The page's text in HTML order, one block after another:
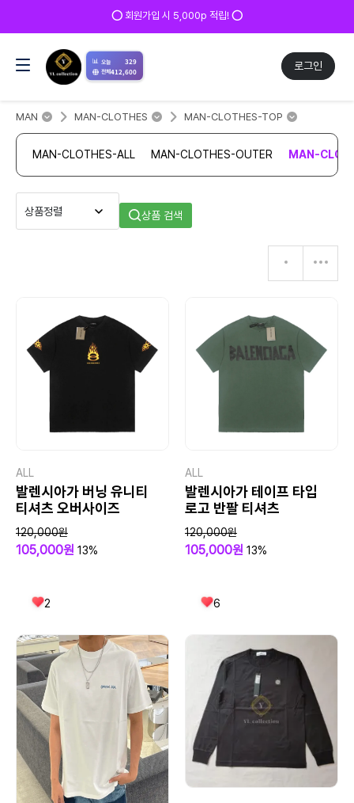
⭕ 회원가입 시 5,000p 적립! ⭕
로그인
📊 오늘 329
전체412,600
MAN MAN-CLOTHES MAN-CLOTHES-TOP
MAN-CLOTHES-ALL MAN-CLOTHES-OUTER MAN-
상품 검색
ALL
발렌시아가 버닝 유니티
티셔츠 오버사이즈
120,000원
105,000원 13%
2
ALL
발렌시아가 테이프 타입
로고 반팔 티셔츠
120,000원
105,000원 13%
6